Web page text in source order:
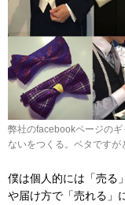
弊社のfacebookページの
ないをつくる。ベタですが
僕は個人的には「売る
や届け方で「売れる」